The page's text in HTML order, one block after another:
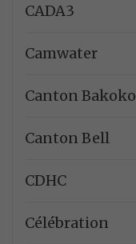
CADA3
Camwater
Canton Bakoko
Canton Bell
CDHC
Célébration